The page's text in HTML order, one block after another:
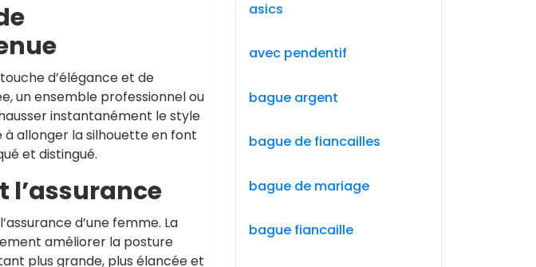
d’élégance et de
un ensemble professionnel ou
instantanément le style
allonger la silhouette en font
et distingué.
l’assurance
d’une femme. La
améliorer la posture
plus grande, plus élancée et
asics
avec pendentif
bague argent
bague de fiancailles
bague de mariage
bague fiancaille